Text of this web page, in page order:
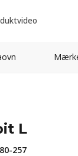
L
257